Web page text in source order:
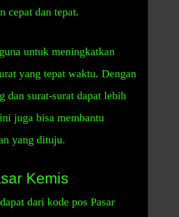
cepat dan tepat.
untuk meningkatkan
yang tepat waktu. Dengan
dan surat-surat dapat lebih
juga bisa membantu
yang dituju.
Kemis
dari kode pos Pasar